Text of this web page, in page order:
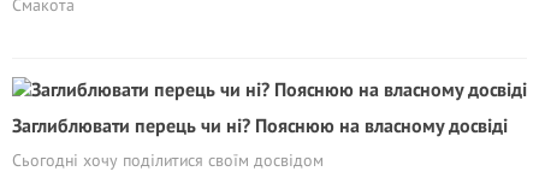
Смакота
Заглиблювати перець чи ні? Пояснюю на власному досвіді
Сьогодні хочу поділитися своїм досвідом